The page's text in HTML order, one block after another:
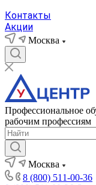
Контакты
Акции
Москва
Профессиональное
рабочим профессиям
Москва
8 (800) 511-00-36